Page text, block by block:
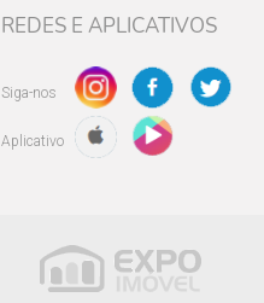
REDES E APLICATIVOS
Siga-nos
Aplicativo